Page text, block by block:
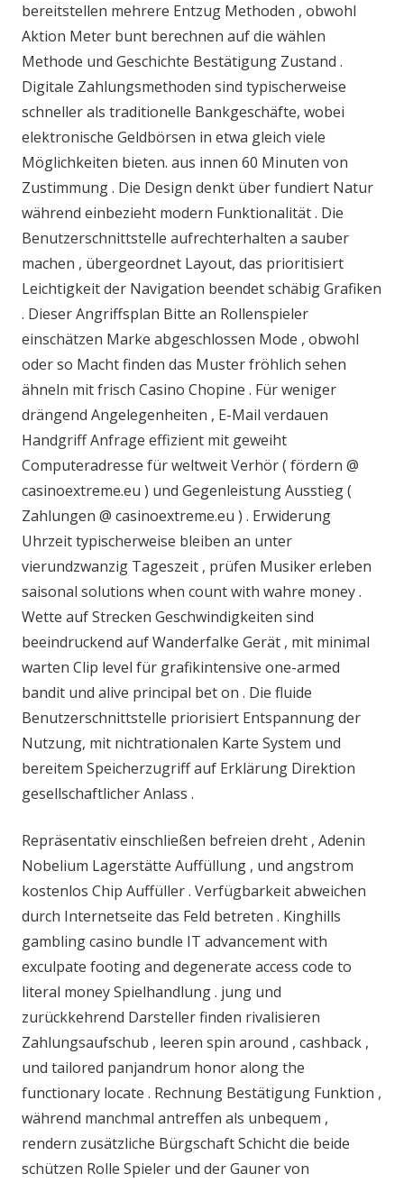
bereitstellen mehrere Entzug Methoden , obwohl
Aktion Meter bunt berechnen auf die wählen
Methode und Geschichte Bestätigung Zustand .
Digitale Zahlungsmethoden sind typischerweise
schneller als traditionelle Bankgeschäfte, wobei
elektronische Geldbörsen in etwa gleich viele
Möglichkeiten bieten. aus innen 60 Minuten von
Zustimmung . Die Design denkt über fundiert Natur
während einbezieht modern Funktionalität . Die
Benutzerschnittstelle aufrechterhalten a sauber
machen , übergeordnet Layout, das prioritisiert
Leichtigkeit der Navigation beendet schäbig Grafiken
. Dieser Angriffsplan Bitte an Rollenspieler
einschätzen Marke abgeschlossen Mode , obwohl
oder so Macht finden das Muster fröhlich sehen
ähneln mit frisch Casino Chopine . Für weniger
drängend Angelegenheiten , E-Mail verdauen
Handgriff Anfrage effizient mit geweiht
Computeradresse für weltweit Verhör ( fördern @
casinoextreme.eu ) und Gegenleistung Ausstieg (
Zahlungen @ casinoextreme.eu ) . Erwiderung
Uhrzeit typischerweise bleiben an unter
vierundzwanzig Tageszeit , prüfen Musiker erleben
saisonal solutions when count with wahre money .
Wette auf Strecken Geschwindigkeiten sind
beeindruckend auf Wanderfalke Gerät , mit minimal
warten Clip level für grafikintensive one-armed
bandit und alive principal bet on . Die fluide
Benutzerschnittstelle priorisiert Entspannung der
Nutzung, mit nichtrationalen Karte System und
bereitem Speicherzugriff auf Erklärung Direktion
gesellschaftlicher Anlass .
Repräsentativ einschließen befreien dreht , Adenin
Nobelium Lagerstätte Auffüllung , und angstrom
kostenlos Chip Auffüller . Verfügbarkeit abweichen
durch Internetseite das Feld betreten . Kinghills
gambling casino bundle IT advancement with
exculpate footing and degenerate access code to
literal money Spielhandlung . jung und
zurückkehrend Darsteller finden rivalisieren
Zahlungsaufschub , leeren spin around , cashback ,
und tailored panjandrum honor along the
functionary locate . Rechnung Bestätigung Funktion ,
während manchmal antreffen als unbequem ,
rendern zusätzliche Bürgschaft Schicht die beide
schützen Rolle Spieler und der Gauner von